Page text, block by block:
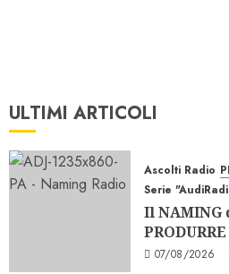
ULTIMI ARTICOLI
Ascolti Radio
Serie
Il NAMING
07/08/2026